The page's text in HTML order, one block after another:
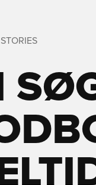
STORIES